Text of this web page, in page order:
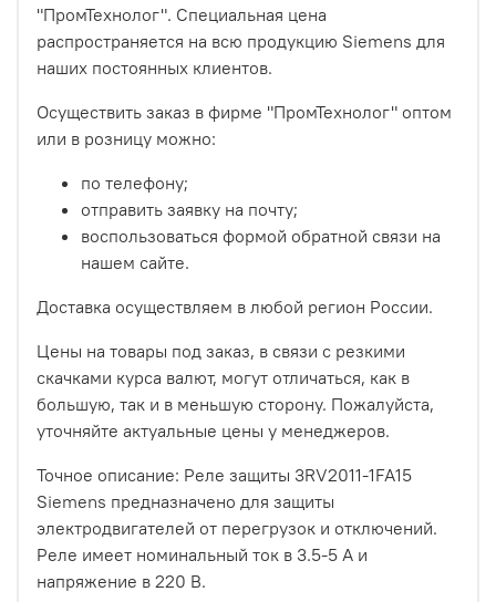
"ПромТехнолог". Специальная цена
распространяется на всю продукцию Siemens для
наших постоянных клиентов.
Осуществить заказ в фирме "ПромТехнолог" оптом
или в розницу можно:
по телефону;
отправить заявку на почту;
воспользоваться формой обратной связи на
нашем сайте.
Доставка осуществляем в любой регион России.
Цены на товары под заказ, в связи с резкими
скачками курса валют, могут отличаться, как в
большую, так и в меньшую сторону. Пожалуйста,
уточняйте актуальные цены у менеджеров.
Точное описание: Реле защиты 3RV2011-1FA15
Siemens предназначено для защиты
электродвигателей от перегрузок и отключений.
Реле имеет номинальный ток в 3.5-5 А и
напряжение в 220 В.